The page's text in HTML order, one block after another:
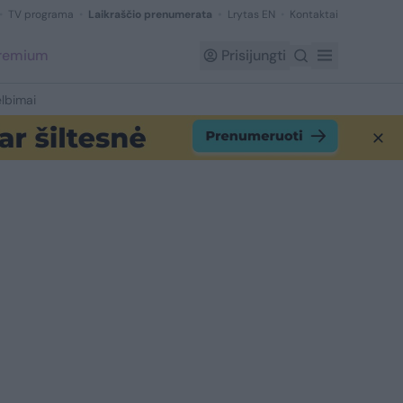
TV programa Laikraščio prenumerata Lrytas EN Kontaktai
Prisijungti